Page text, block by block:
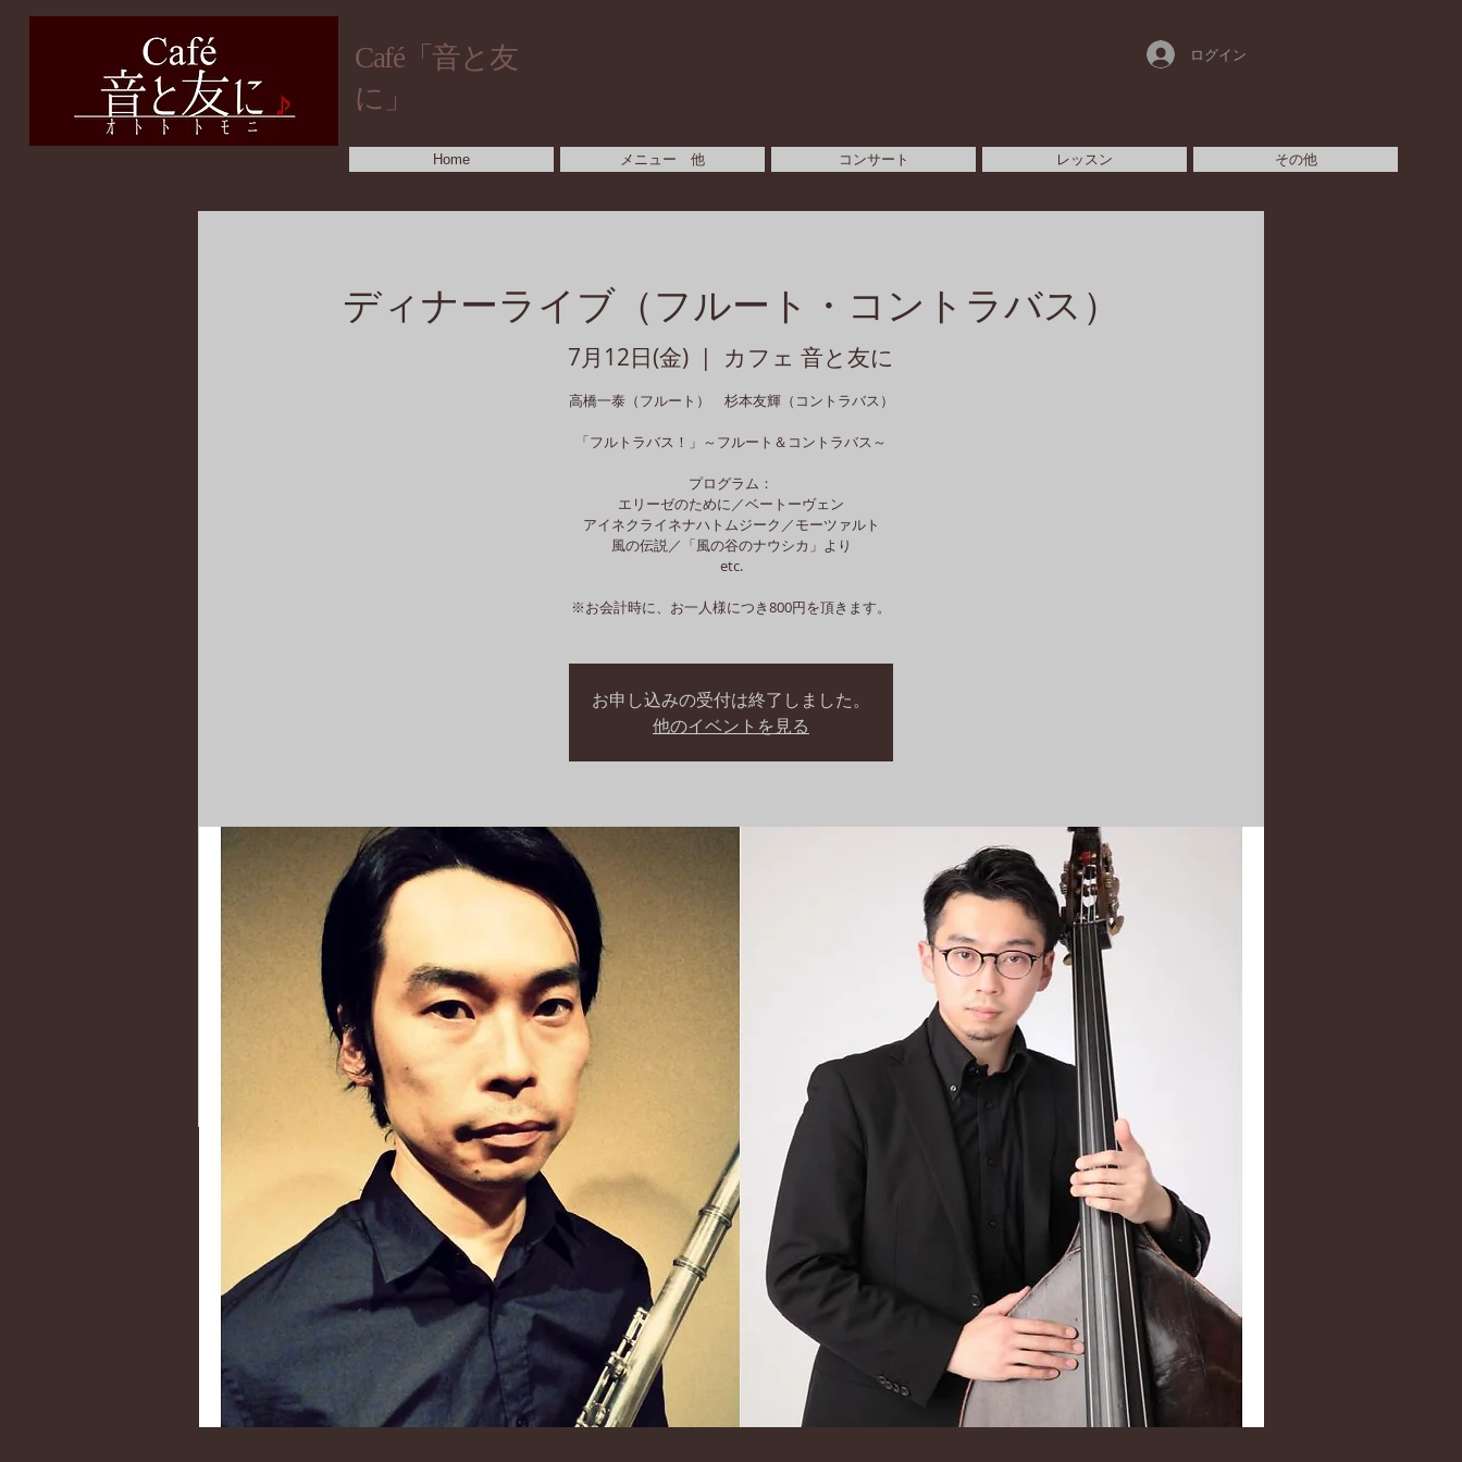
​Café「音と友
に」
ログイン
Home メニュー 他 コンサート レッスン その他
ディナーライブ（フルート・コントラバス）
7月12日(金)
  |
カフェ 音と友に
高橋一泰（フルート） 杉本友輝（コントラバス）
「フルトラバス！」～フルート＆コントラバス～
プログラム：
エリーゼのために／ベートーヴェン
アイネクライネナハトムジーク／モーツァルト
風の伝説／「風の谷のナウシカ」より
etc.
※お会計時に、お一人様につき800円を頂きます。
お申し込みの受付は終了しました。
他のイベントを見る